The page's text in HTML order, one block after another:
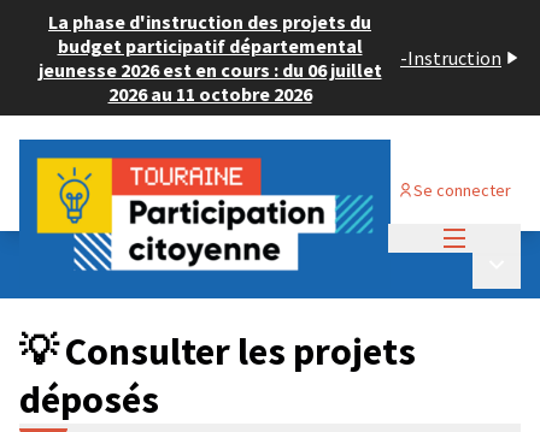
La phase d'instruction des projets du
budget participatif départemental
jeunesse 2026 est en cours : du 06 juillet
2026 au 11 octobre 2026
-Instruction
Se connecter
Budget Participatif JEUNESSE 2024
💡 Consulter les projets déposés
💡 Consulter les projets
déposés